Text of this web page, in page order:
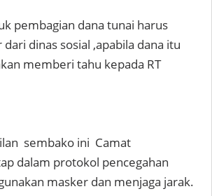
pembagian dana tunai harus
dinas sosial ,apabila dana itu
memberi tahu kepada RT
sembako ini Camat
dalam protokol pencegahan
masker dan menjaga jarak.